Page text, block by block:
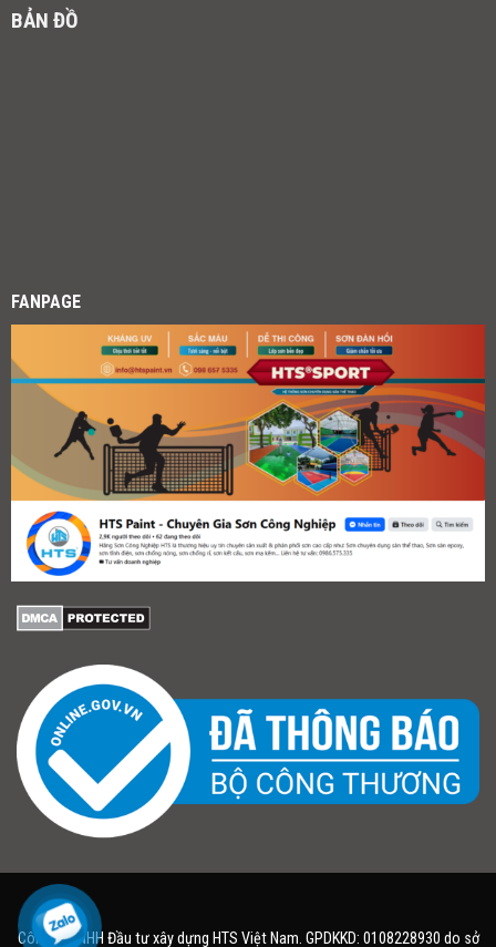
BẢN ĐỒ
FANPAGE
Công ty TNHH Đầu tư xây dựng HTS Việt Nam. GPDKKD: 0108228930 do sở